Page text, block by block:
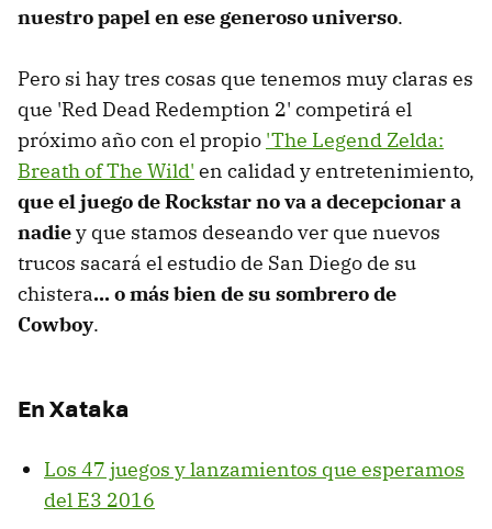
nuestro papel en ese generoso universo.
Pero si hay tres cosas que tenemos muy claras es
que 'Red Dead Redemption 2' competirá el
próximo año con el propio 'The Legend Zelda:
Breath of The Wild' en calidad y entretenimiento,
que el juego de Rockstar no va a decepcionar a
nadiey que stamos deseando ver que nuevos
trucos sacará el estudio de San Diego de su
chistera... o más bien de su sombrero de
Cowboy.
En Xataka
Los 47 juegos y lanzamientos que esperamos
del E3 2016